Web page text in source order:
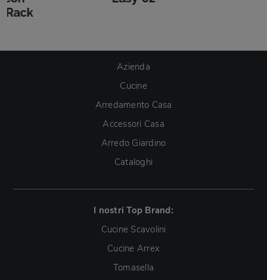
Rack
Azienda
Cucine
Arredamento Casa
Accessori Casa
Arredo Giardino
Cataloghi
I nostri Top Brand:
Cucine Scavolini
Cucine Arrex
Tomasella